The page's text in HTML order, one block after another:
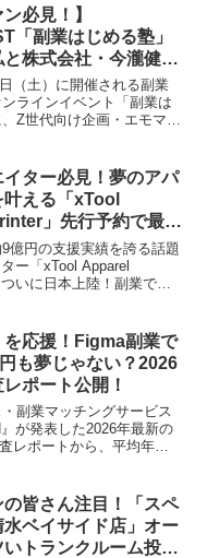
い稼ぎをより手軽に、スピ
します。
必見！】
「副業はじめる塾」
株式会社・今瀧健登
定！スラッシュキャ
自分を推し活！
（土）に開催される副業
ラインイベント「副業は
Z世代向け企画・エモマー
算でキャリアを広げる
ャリア」の秘訣が明かさ
機会をお見逃しなく！
ター必見！夢のアパ
叶える「xTool
」先行予約で最大
特典をGETしよう！
億円の支援実績を誇る話題
ー「xTool Apparel
いに日本上陸！副業でオ
だけのVIP先行予約キャンペ
。2,000円（全額返金可
枠と豪華特典を確約でき
逃さないで、あなたの
らに充実させましょう！
を応援！Figma副業で
も夢じゃない？2026
ポート公開！
副業マッチングサービス
』が発表した2026年最新の
レポートから、平均年収
に迫ります。あなたの
ルを活かして、もっと輝
皆さん注目！「スペ
水ベイサイド店」オー
トランクルーム投資